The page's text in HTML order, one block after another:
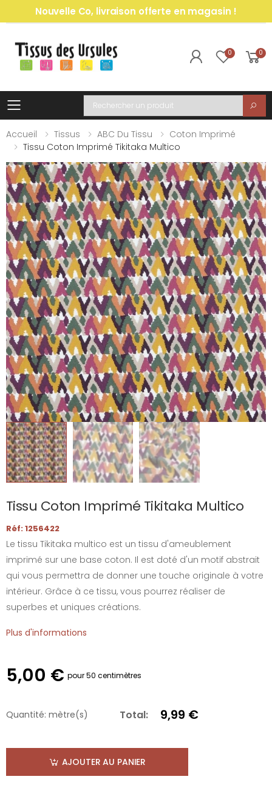
Nouvelle Co, livraison offerte en magasin !
0 0
Toggle mobile menu
Recherche
Accueil
Tissus ABC Du Tissu
Coton Imprimé
Tissu Coton Imprimé Tikitaka Multico
Tissu Coton Imprimé Tikitaka Multico
Réf: 1256422
Le tissu Tikitaka multico est un tissu d'ameublement
imprimé sur une base coton. Il est doté d'un motif abstrait
qui vous permettra de donner une touche originale à votre
intérieur. Grâce à ce tissu, vous pourrez réaliser de
superbes et uniques créations.
Plus d'informations
5,00 € pour 50 centimètres
Quantité: mètre(s) Total: 9,99 €
AJOUTER AU PANIER